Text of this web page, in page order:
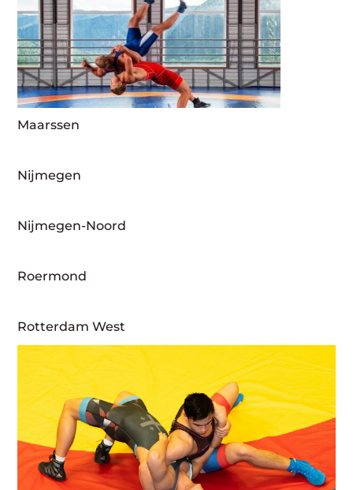
Maarssen
Nijmegen
Nijmegen-Noord
Roermond
Rotterdam West